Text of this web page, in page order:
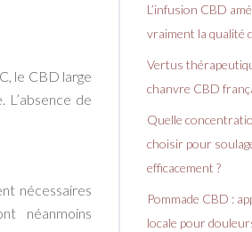
le CBD large
de
nécessaires
néanmoins
L’infusion CBD
vraiment la qualité
Vertus
chanvre CBD
Quelle
choisir pour
efficacement ?
Pommade CBD :
locale pour